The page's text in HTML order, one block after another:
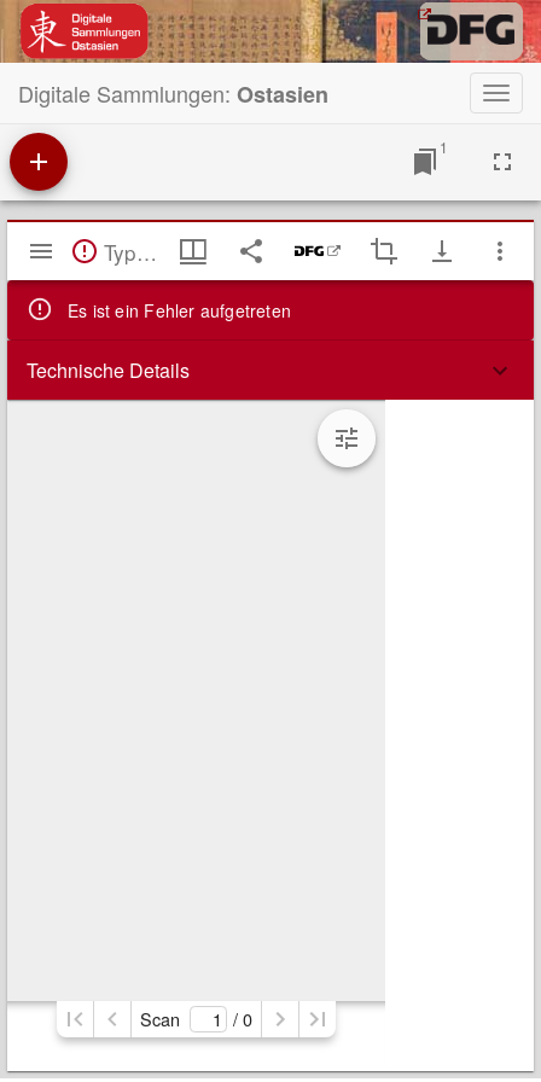
Digitale Sammlungen: Ostasien
1
Mirador
Viewer TypeError: Failed to fetch
Es ist ein Fehler aufgetreten
Technische Details
Scan / 0